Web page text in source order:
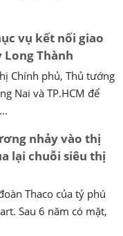
vụ kết nối giao
Long Thành
Chính phủ, Thủ tướng
Nai và TP.HCM để
nhảy vào thị
lại chuỗi siêu thị
Thaco của tỷ phú
Sau 6 năm có mặt,